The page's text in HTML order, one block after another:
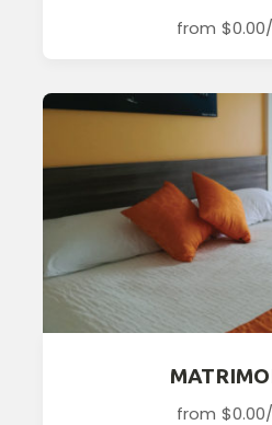
from $0.00
from $0.00